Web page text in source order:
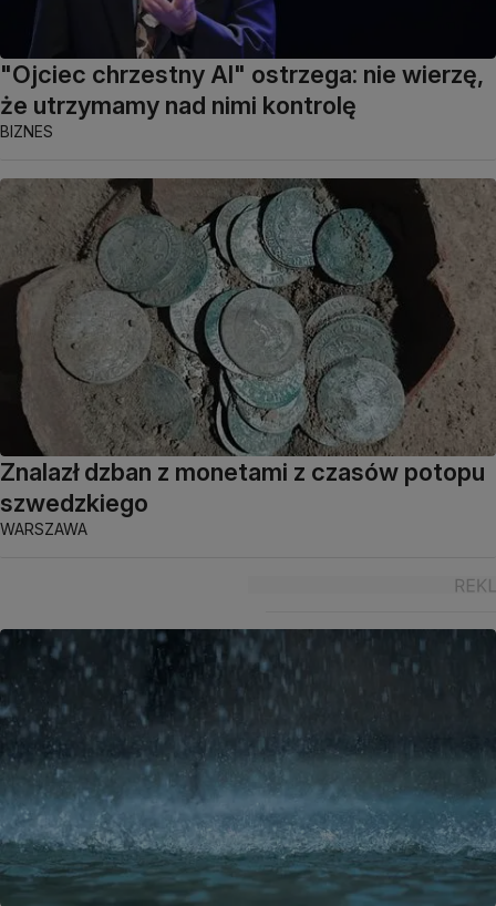
"Ojciec chrzestny AI" ostrzega: nie wierzę,
że utrzymamy nad nimi kontrolę
BIZNES
Znalazł dzban z monetami z czasów potopu
szwedzkiego
WARSZAWA